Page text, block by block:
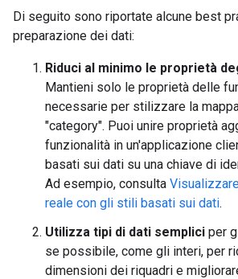
Di seguito sono riportate alcune best
preparazione dei dati:
Riduci al minimo le proprietà
Mantieni solo le proprietà delle
necessarie per stilizzare la
"category". Puoi unire proprietà
funzionalità in un'applicazione
basati sui dati su una chiave di
Ad esempio, consulta
reale con gli stili basati sui dati.
Utilizza tipi di dati semplici per
se possibile, come gli interi, per
dimensioni dei riquadri e